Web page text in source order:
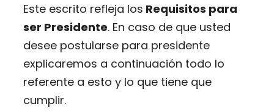
Este escrito refleja los Requisitos para
ser Presidente. En caso de que usted
desee postularse para presidente
explicaremos a continuación todo lo
referente a esto y lo que tiene que
cumplir.